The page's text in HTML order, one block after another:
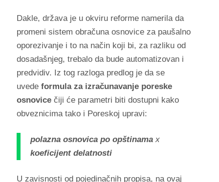
Dakle, država je u okviru reforme namerila da
promeni sistem obračuna osnovice za paušalno
oporezivanje i to na način koji bi, za razliku od
dosadašnjeg, trebalo da bude automatizovan i
predvidiv. Iz tog razloga predlog je da se
uvede formula za izračunavanje poreske
osnovicečiji će parametri biti dostupni kako
obveznicima tako i Poreskoj upravi:
polazna osnovica po opštinamax
koeficijent delatnosti
U zavisnosti od pojedinačnih propisa, na ovaj